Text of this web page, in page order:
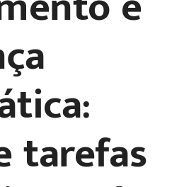
tarefas